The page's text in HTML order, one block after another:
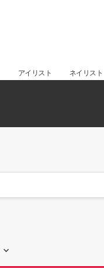
アイリスト ネイリスト